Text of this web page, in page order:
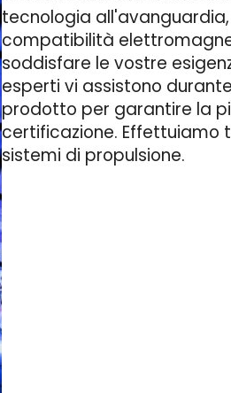
tecnologia
compatibilità
soddisfare le vostre
esperti vi assistono
prodotto per garantire la
certificazione. Effettuiamo
sistemi di propulsione.